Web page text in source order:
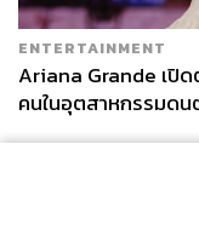
ENTERTAINMENT
Ariana Grande เปิ
คนในอุตสาหกรรมดน